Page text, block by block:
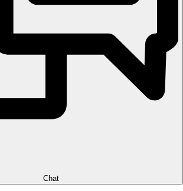
Chat